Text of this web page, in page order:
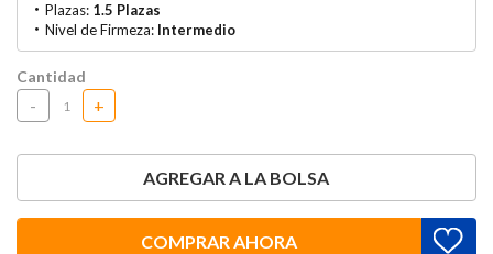
Plazas: 1.5 Plazas
Nivel de Firmeza: Intermedio
Cantidad
- +
AGREGAR A LA BOLSA
COMPRAR AHORA